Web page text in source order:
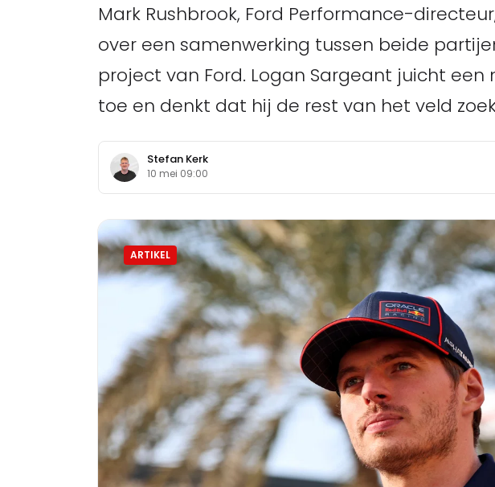
Mark Rushbrook, Ford Performance-
over een samenwerking tussen beide
project van Ford. Logan Sargeant juicht
toe en denkt dat hij de rest van het veld
Stefan Kerk
10 mei 09:00
ARTIKEL